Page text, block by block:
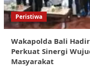
Peristiwa
Wakapolda Bali
Perkuat Sinergi
Masyarakat